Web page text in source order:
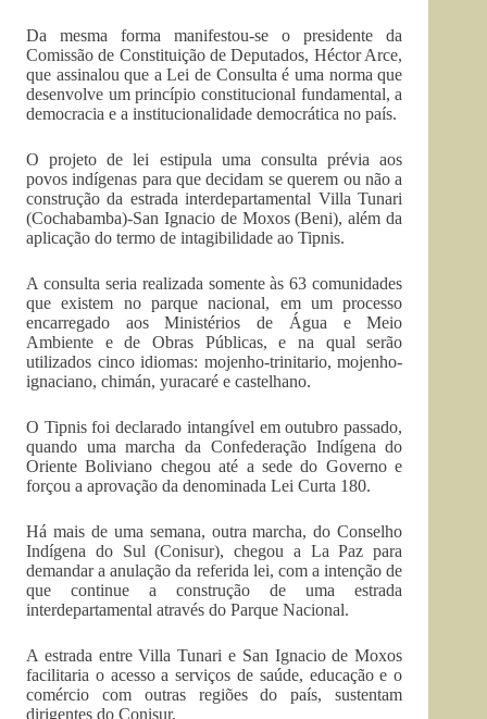
Da mesma forma manifestou-se o presidente da
Comissão de Constituição de Deputados, Héctor Arce,
que assinalou que a Lei de Consulta é uma norma que
desenvolve um princípio constitucional fundamental, a
democracia e a institucionalidade democrática no país.
O projeto de lei estipula uma consulta prévia aos
povos indígenas para que decidam se querem ou não a
construção da estrada interdepartamental Villa Tunari
(Cochabamba)-San Ignacio de Moxos (Beni), além da
aplicação do termo de intagibilidade ao Tipnis.
A consulta seria realizada somente às 63 comunidades
que existem no parque nacional, em um processo
encarregado aos Ministérios de Água e Meio
Ambiente e de Obras Públicas, e na qual serão
utilizados cinco idiomas: mojenho-trinitario, mojenho-
ignaciano, chimán, yuracaré e castelhano.
O Tipnis foi declarado intangível em outubro passado,
quando uma marcha da Confederação Indígena do
Oriente Boliviano chegou até a sede do Governo e
forçou a aprovação da denominada Lei Curta 180.
Há mais de uma semana, outra marcha, do Conselho
Indígena do Sul (Conisur), chegou a La Paz para
demandar a anulação da referida lei, com a intenção de
que continue a construção de uma estrada
interdepartamental através do Parque Nacional.
A estrada entre Villa Tunari e San Ignacio de Moxos
facilitaria o acesso a serviços de saúde, educação e o
comércio com outras regiões do país, sustentam
dirigentes do Conisur.